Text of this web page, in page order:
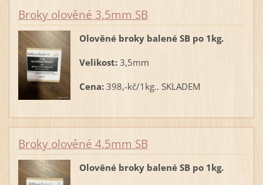
Broky olověné 3,5mm SB
Olověné broky balené SB po 1kg.
Velikost: 3,5mm
Cena: 398,-kč/1kg.. SKLADEM
Broky olověné 4,5mm SB
Olověné broky balené SB po 1kg.